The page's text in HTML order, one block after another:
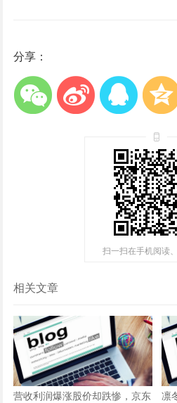
分享：
扫一扫在手机阅读
相关文章
营收利润爆涨股价却跌惨，京东
凛